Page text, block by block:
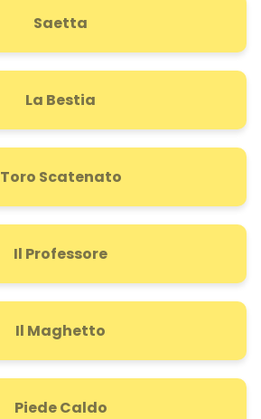
Saetta
La Bestia
Toro Scatenato
Il Professore
Il Maghetto
Piede Caldo